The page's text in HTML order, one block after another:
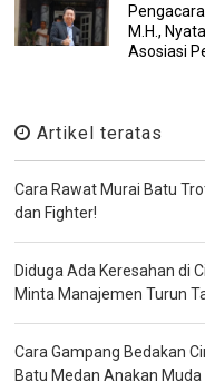
M.H.,
Asosiasi
Artikel teratas
Cara Rawat Murai Batu
dan Fighter!
Diduga Ada Keresahan di
Minta Manajemen Turun
Cara Gampang Bedakan
Batu Medan Anakan Muda